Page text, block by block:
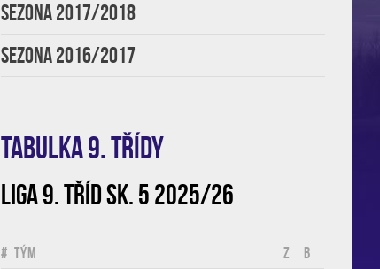
SEZONA 2017/2018
SEZONA 2016/2017
TABULKA 9. třídy
Liga 9. tříd sk. 5 2025/26
# Tým Z B